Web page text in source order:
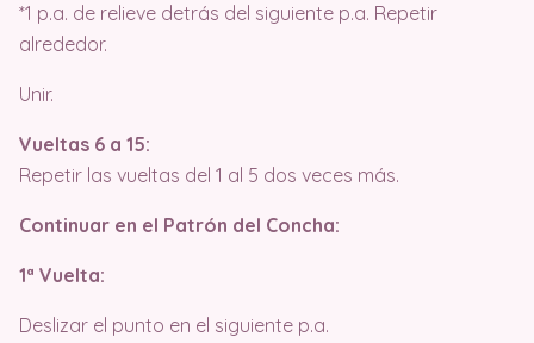
*1 p.a. de relieve detrás del siguiente p.a. Repetir
alrededor.
Unir.
Vueltas 6 a 15:
Repetir las vueltas del 1 al 5 dos veces más.
Continuar en el Patrón del Concha:
1ª Vuelta:
Deslizar el punto en el siguiente p.a.